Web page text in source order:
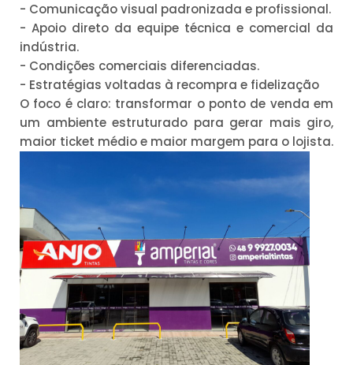
- Comunicação visual padronizada e profissional.
- Apoio direto da equipe técnica e comercial da
indústria.
- Condições comerciais diferenciadas.
- Estratégias voltadas à recompra e fidelização
O foco é claro: transformar o ponto de venda em
um ambiente estruturado para gerar mais giro,
maior ticket médio e maior margem para o lojista.